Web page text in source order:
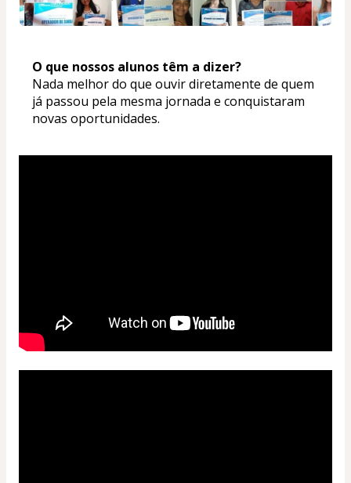
O que nossos alunos têm a dizer?
Nada melhor do que ouvir diretamente de quem
já passou pela mesma jornada e conquistaram
novas oportunidades.